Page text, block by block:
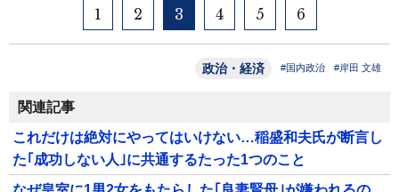
1 2 3 4 5 6
政治・経済 #国内政治 #岸田 文雄
関連記事
これだけは絶対にやってはいけない…稲盛和夫氏が断言し
た｢成功しない人｣に共通するたった1つのこと